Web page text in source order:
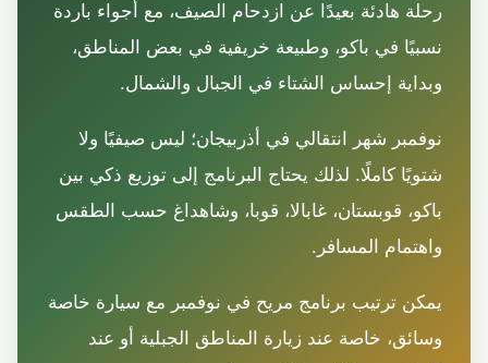
رحلة هادئة بعيدًا عن ازدحام الصيف، مع أجواء باردة
نسبيًا في باكو، وطبيعة خريفية في بعض المناطق،
وبداية إحساس الشتاء في الجبال والشمال.
نوفمبر شهر انتقالي في أذربيجان؛ ليس صيفيًا ولا
شتويًا كاملًا. لذلك يحتاج البرنامج إلى توزيع ذكي بين
باكو، قوبستان، غابالا، قوبا، وشاهداغ حسب الطقس
واهتمام المسافر.
يمكن ترتيب برنامج مريح في نوفمبر مع سيارة خاصة
وسائق، خاصة عند زيارة المناطق الجبلية أو عند